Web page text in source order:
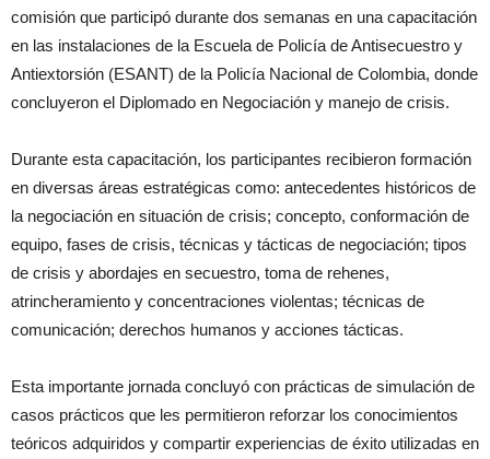
comisión que participó durante dos semanas en una capacitación
en las instalaciones de la Escuela de Policía de Antisecuestro y
Antiextorsión (ESANT) de la Policía Nacional de Colombia, donde
concluyeron el Diplomado en Negociación y manejo de crisis.
Durante esta capacitación, los participantes recibieron formación
en diversas áreas estratégicas como: antecedentes históricos de
la negociación en situación de crisis; concepto, conformación de
equipo, fases de crisis, técnicas y tácticas de negociación; tipos
de crisis y abordajes en secuestro, toma de rehenes,
atrincheramiento y concentraciones violentas; técnicas de
comunicación; derechos humanos y acciones tácticas.
Esta importante jornada concluyó con prácticas de simulación de
casos prácticos que les permitieron reforzar los conocimientos
teóricos adquiridos y compartir experiencias de éxito utilizadas en